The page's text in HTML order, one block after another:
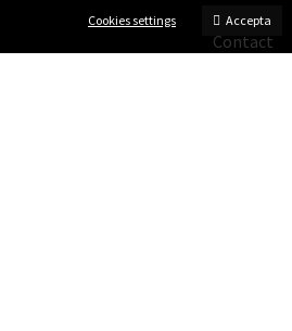
Checkout
Contact
Cookies settings Accepta